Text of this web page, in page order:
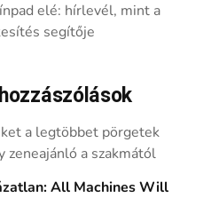
elé: hírlevél, mint a
segítője
a legtöbbet pörgetek
zeneajánló a szakmától
All Machines Will